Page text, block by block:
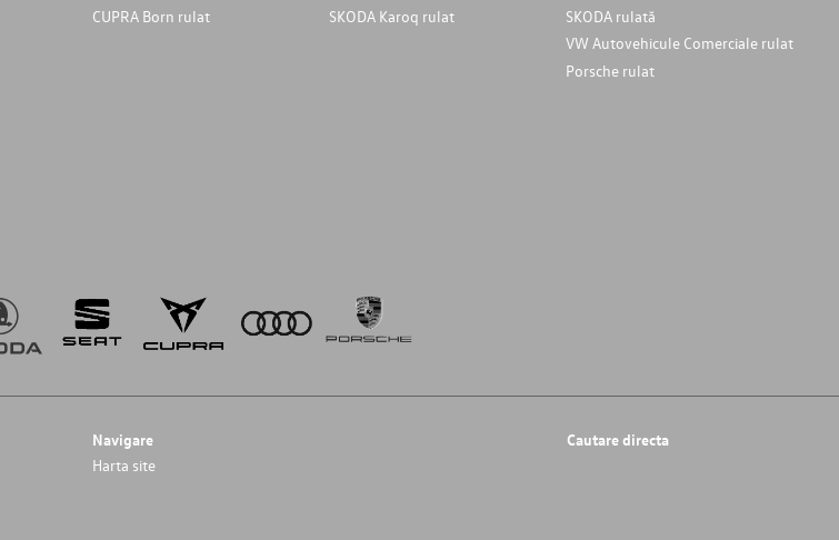
CUPRA Born rulat
SKODA Karoq rulat
SKODA rulată
VW Autovehicule Comerciale rulat
Porsche rulat
Navigare
Harta site
Cautare directa